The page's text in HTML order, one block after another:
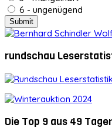
6 - ungenügend
rundschau
Die Top 9 aus 49